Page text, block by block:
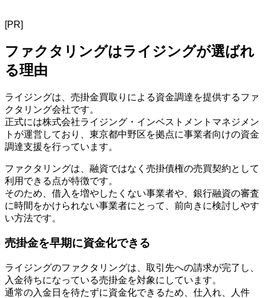
[PR]
ファクタリングはライジングが選ばれ
る理由
ライジングは、売掛金買取りによる資金調達を提供するファ
クタリング会社です。
正式には株式会社ライジング・インベストメントマネジメン
トが運営しており、東京都中野区を拠点に事業者向けの資金
調達支援を行っています。
ファクタリングは、融資ではなく売掛債権の売買契約として
利用できる点が特徴です。
そのため、借入を増やしたくない事業者や、銀行融資の審査
に時間をかけられない事業者にとって、前向きに検討しやす
い方法です。
売掛金を早期に資金化できる
ライジングのファクタリングは、取引先への請求が完了し、
入金待ちになっている売掛金を対象にしています。
通常の入金日を待たずに資金化できるため、仕入れ、人件